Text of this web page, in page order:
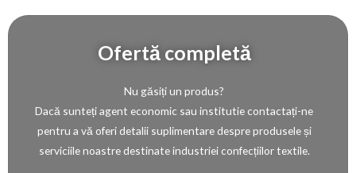
Ofertă completă
Nu găsiți un produs?
Dacă sunteți agent economic sau institutie contactați-ne
pentru a vă oferi detalii suplimentare despre produsele și
serviciile noastre destinate industriei confecțiilor textile.